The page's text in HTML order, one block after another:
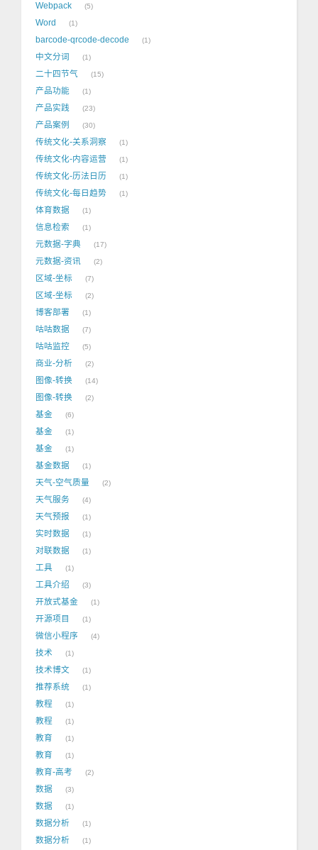
Webpack 5
Word 1
barcode-qrcode-decode 1
中文分词 1
二十四节气 15
产品功能 1
产品实践 23
产品案例 30
传统文化-关系洞察 1
传统文化-内容运营 1
传统文化-历法日历 1
传统文化-每日趋势 1
体育数据 1
信息检索 1
元数据-字典 17
元数据-资讯 2
区域-坐标 7
区域-坐标 2
博客部署 1
咕咕数据 7
咕咕监控 5
商业-分析 2
图像-转换 14
图像-转换 2
基金 6
基金 1
基金 1
基金数据 1
天气-空气质量 2
天气服务 4
天气预报 1
实时数据 1
对联数据 1
工具 1
工具介绍 3
开放式基金 1
开源项目 1
微信小程序 4
技术 1
技术博文 1
推荐系统 1
教程 1
教程 1
教育 1
教育 1
教育-高考 2
数据 3
数据 1
数据分析 1
数据分析 1